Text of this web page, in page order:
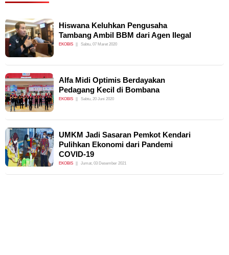
Hiswana Keluhkan Pengusaha
Tambang Ambil BBM dari Agen Ilegal
EKOBIS Sabtu, 07 Maret 2020
Alfa Midi Optimis Berdayakan
Pedagang Kecil di Bombana
EKOBIS Sabtu, 20 Juni 2020
UMKM Jadi Sasaran Pemkot Kendari
Pulihkan Ekonomi dari Pandemi
COVID-19
EKOBIS Jumat, 03 Desember 2021